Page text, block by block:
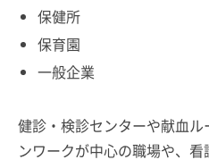
保健所
保育園
一般企業
健診・検診センターや献血
ンワークが中心の職場や、